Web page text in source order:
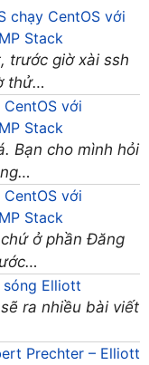
chạy CentOS với
Stack
trước giờ xài ssh
thử…
với
Stack
Bạn cho mình hỏi
với
Stack
ở phần Đăng
Elliott
ra nhiều bài viết
Prechter – Elliott